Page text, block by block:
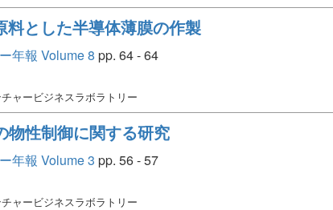
とした半導体薄膜の作製
年報 Volume 8 pp. 64 - 64
ャービジネスラボラトリー
物性制御に関する研究
年報 Volume 3 pp. 56 - 57
ャービジネスラボラトリー